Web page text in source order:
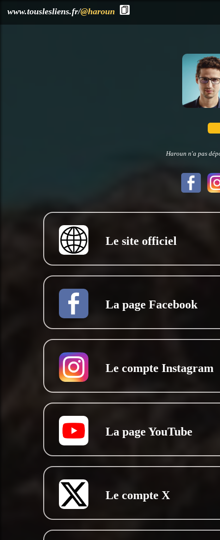
www.touslesliens.fr/@haroun
Haroun n'a pas
Le site officiel
La page Facebook
Le compte Instagram
La page YouTube
Le compte X